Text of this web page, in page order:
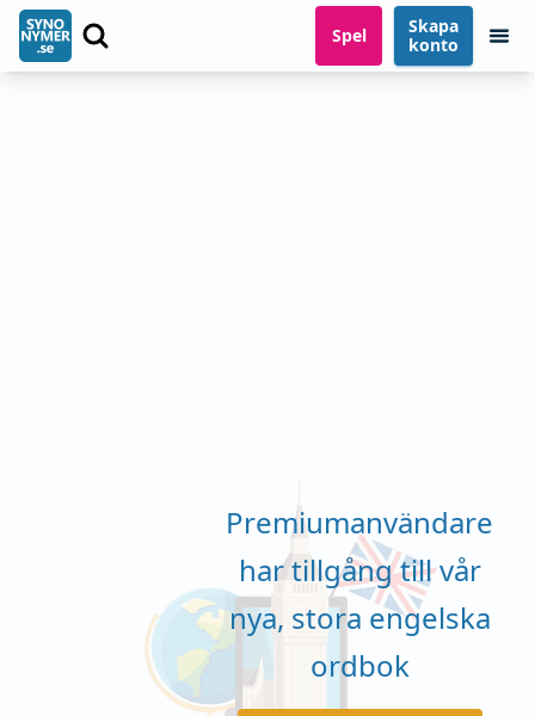
Spel
Skapa
konto
Premiumanvändare
har tillgång till vår
nya, stora engelska
ordbok